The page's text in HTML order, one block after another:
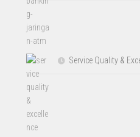
Service Quality &